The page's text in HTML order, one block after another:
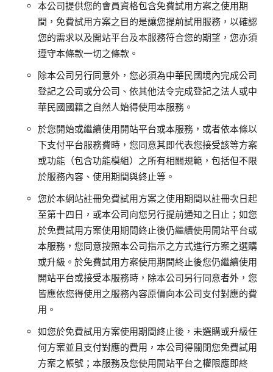
本公司提供您的會員資格包含免費試用方案之使用期
間，免費試用方案之目的是讓您提前試用服務，以確認
您的需求以及開站平台及本服務符合您的期望，您亦須
遵守本條款一切之條款。
除本公司另行同意外，您必須為中華民國境內完成公司
登記之公司或分公司、依其他法令完成登記之法人或中
華民國國籍之自然人始得使用本服務。
於您開始或繼續使用開站平台或本服務，或者依本條以
下支付平台服務費時，您同意其即代表您接受該等方案
或功能（包含功能模組）之所有相關規範，包括但不限
於服務內容、使用期間與終止等。
您於本網站註冊免費試用方案之使用期間以註冊次日起
至第十四日，或本公司向您另行提前通知之日止；如您
於免費試用方案使用期間終止後仍繼續使用開站平台或
本服務，您同意按照本公司指示之方式進行方案之選購
或升級。於免費試用方案使用期間終止後您仍繼續使用
開站平台或接受本服務時，除本公司另行同意者外，您
皆應依您得使用之服務內容原價向本公司支付對應的費
用。
如您於免費試用方案使用期間終止後，未選購或升級任
何方案並且支付對應的費用，本公司得關閉您免費試用
方案之帳號；本服務及您使用開站平台之權限應即終